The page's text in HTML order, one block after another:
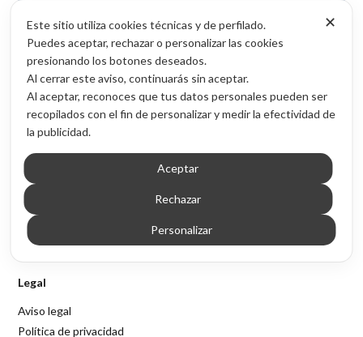
Oportunidades
NPL inmobiliario
Cesiones de remate (CDR)
Contenido
Blog de inversión inmobiliaria
Sobre Inmubi
Legal
Aviso legal
Política de privacidad
✕
Este sitio utiliza cookies técnicas y de perfilado.
Puedes aceptar, rechazar o personalizar las cookies
presionando los botones deseados.
Al cerrar este aviso, continuarás sin aceptar.
Al aceptar, reconoces que tus datos personales pueden ser
recopilados con el fin de personalizar y medir la efectividad de
la publicidad.
Aceptar
Rechazar
Personalizar